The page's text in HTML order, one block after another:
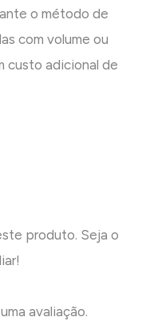
o método de
com volume ou
custo adicional de
produto. Seja o
avaliação.